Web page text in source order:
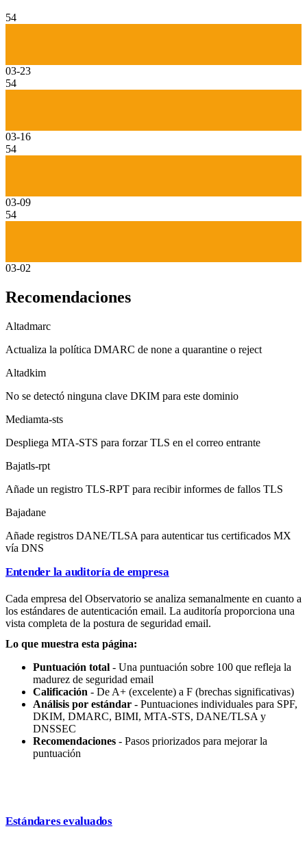
54
03-23
54
03-16
54
03-09
54
03-02
Recomendaciones
Altadmarc
Actualiza la política DMARC de none a quarantine o reject
Altadkim
No se detectó ninguna clave DKIM para este dominio
Mediamta-sts
Despliega MTA-STS para forzar TLS en el correo entrante
Bajatls-rpt
Añade un registro TLS-RPT para recibir informes de fallos TLS
Bajadane
Añade registros DANE/TLSA para autenticar tus certificados MX
vía DNS
Entender la auditoría de empresa
Cada empresa del Observatorio se analiza semanalmente en cuanto a
los estándares de autenticación email. La auditoría proporciona una
vista completa de la postura de seguridad email.
Lo que muestra esta página:
Puntuación total - Una puntuación sobre 100 que refleja la
madurez de seguridad email
Calificación - De A+ (excelente) a F (brechas significativas)
Análisis por estándar - Puntuaciones individuales para SPF,
DKIM, DMARC, BIMI, MTA-STS, DANE/TLSA y
DNSSEC
Recomendaciones - Pasos priorizados para mejorar la
puntuación
Estándares evaluados